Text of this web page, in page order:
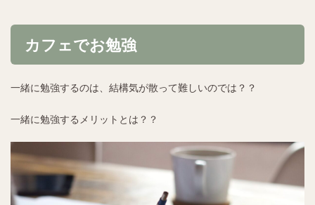
カフェでお勉強
一緒に勉強するのは、結構気が散って難しいのでは？？
一緒に勉強するメリットとは？？